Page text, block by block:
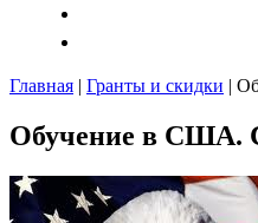
Главная | Гранты и скидки |
Обучение в США.